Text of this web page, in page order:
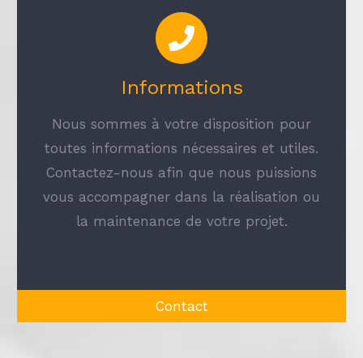
Informations
Nous sommes à votre disposition pour
toutes informations nécessaires et utiles.
Contactez-nous afin que nous puissions
vous accompagner dans la réalisation ou
la maintenance de votre projet.
Contact